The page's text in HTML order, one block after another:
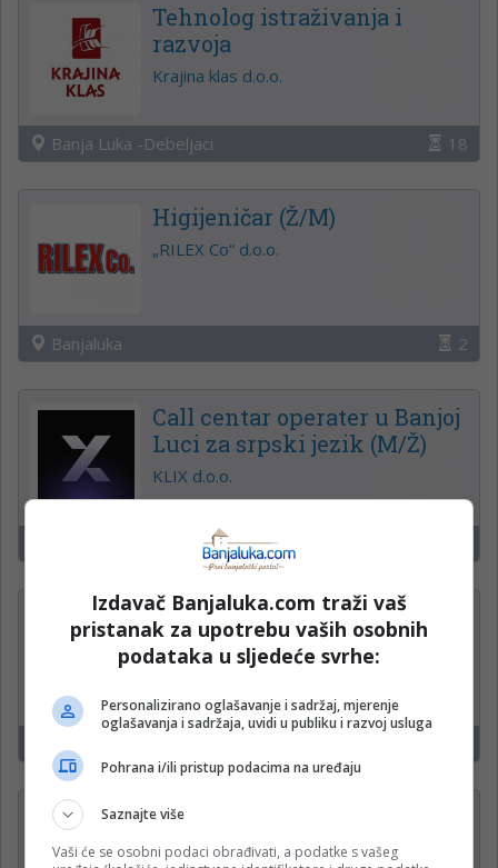
Tehnolog istraživanja i
razvoja
Krajina klas d.o.o.
Banja Luka -Debeljaci 18
Higijeničar (Ž/M)
„RILEX Co“ d.o.o.
Banjaluka 2
Call centar operater u Banjoj
Luci za srpski jezik (M/Ž)
KLIX d.o.o.
Radnice u maloprodaji
Pekara Marcello
Roštilj majstor sa iskustvom
Pekara i fastfood Marcello
Izdavač Banjaluka.com traži vaš
pristanak za upotrebu vaših osobnih
podataka u sljedeće svrhe:
Personalizirano oglašavanje i sadržaj, mjerenje
oglašavanja i sadržaja, uvidi u publiku i razvoj usluga
Pohrana i/ili pristup podacima na uređaju
Saznajte više
Vaši će se osobni podaci obrađivati, a podatke s vašeg